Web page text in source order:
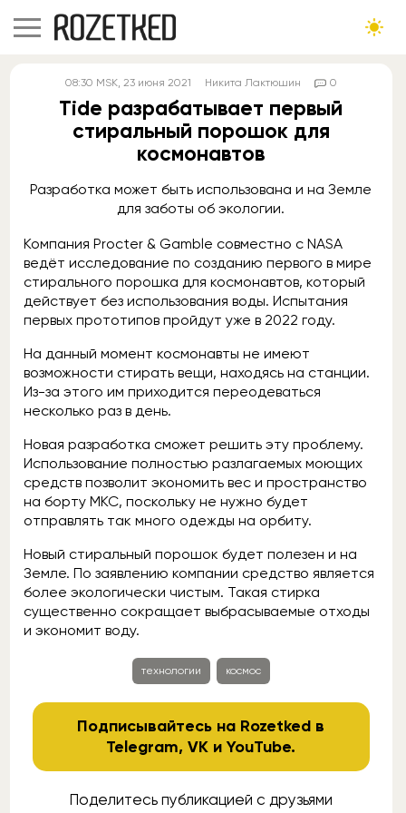
08:30 MSK, 23 июня 2021 Никита Лактюшин 0
Tide разрабатывает первый
стиральный порошок для
космонавтов
Разработка может быть использована и на Земле
для заботы об экологии.
Компания Procter & Gamble совместно с NASA
ведёт исследование по созданию первого в мире
стирального порошка для космонавтов, который
действует без использования воды. Испытания
первых прототипов пройдут уже в 2022 году.
На данный момент космонавты не имеют
возможности стирать вещи, находясь на станции.
Из-за этого им приходится переодеваться
несколько раз в день.
Новая разработка сможет решить эту проблему.
Использование полностью разлагаемых моющих
средств позволит экономить вес и пространство
на борту МКС, поскольку не нужно будет
отправлять так много одежды на орбиту.
Новый стиральный порошок будет полезен и на
Земле. По заявлению компании средство является
более экологически чистым. Такая стирка
существенно сокращает выбрасываемые отходы
и экономит воду.
технологии космос
Подписывайтесь на Rozetked в
Telegram,VK иYouTube.
Поделитесь публикацией с друзьями